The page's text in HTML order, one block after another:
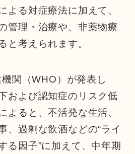
よる対症療法に加えて、
管理・治療や、非薬物療
と考えられます。
関（WHO）が発表し
および認知症のリスク低
よると、不活発な生活、
、過剰な飲酒などの“ライ
る因子”に加えて、中年期